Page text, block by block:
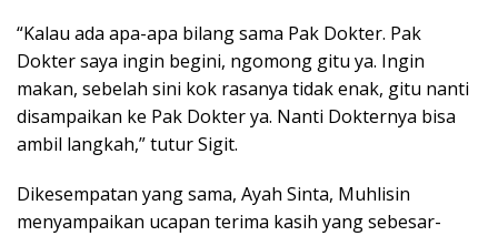
“Kalau ada apa-apa bilang sama Pak Dokter. Pak
Dokter saya ingin begini, ngomong gitu ya. Ingin
makan, sebelah sini kok rasanya tidak enak, gitu nanti
disampaikan ke Pak Dokter ya. Nanti Dokternya bisa
ambil langkah,” tutur Sigit.
Dikesempatan yang sama, Ayah Sinta, Muhlisin
menyampaikan ucapan terima kasih yang sebesar-